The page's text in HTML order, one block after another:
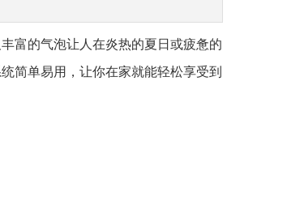
富的气泡让人在炎热的夏日或疲惫的
简单易用，让你在家就能轻松享受到